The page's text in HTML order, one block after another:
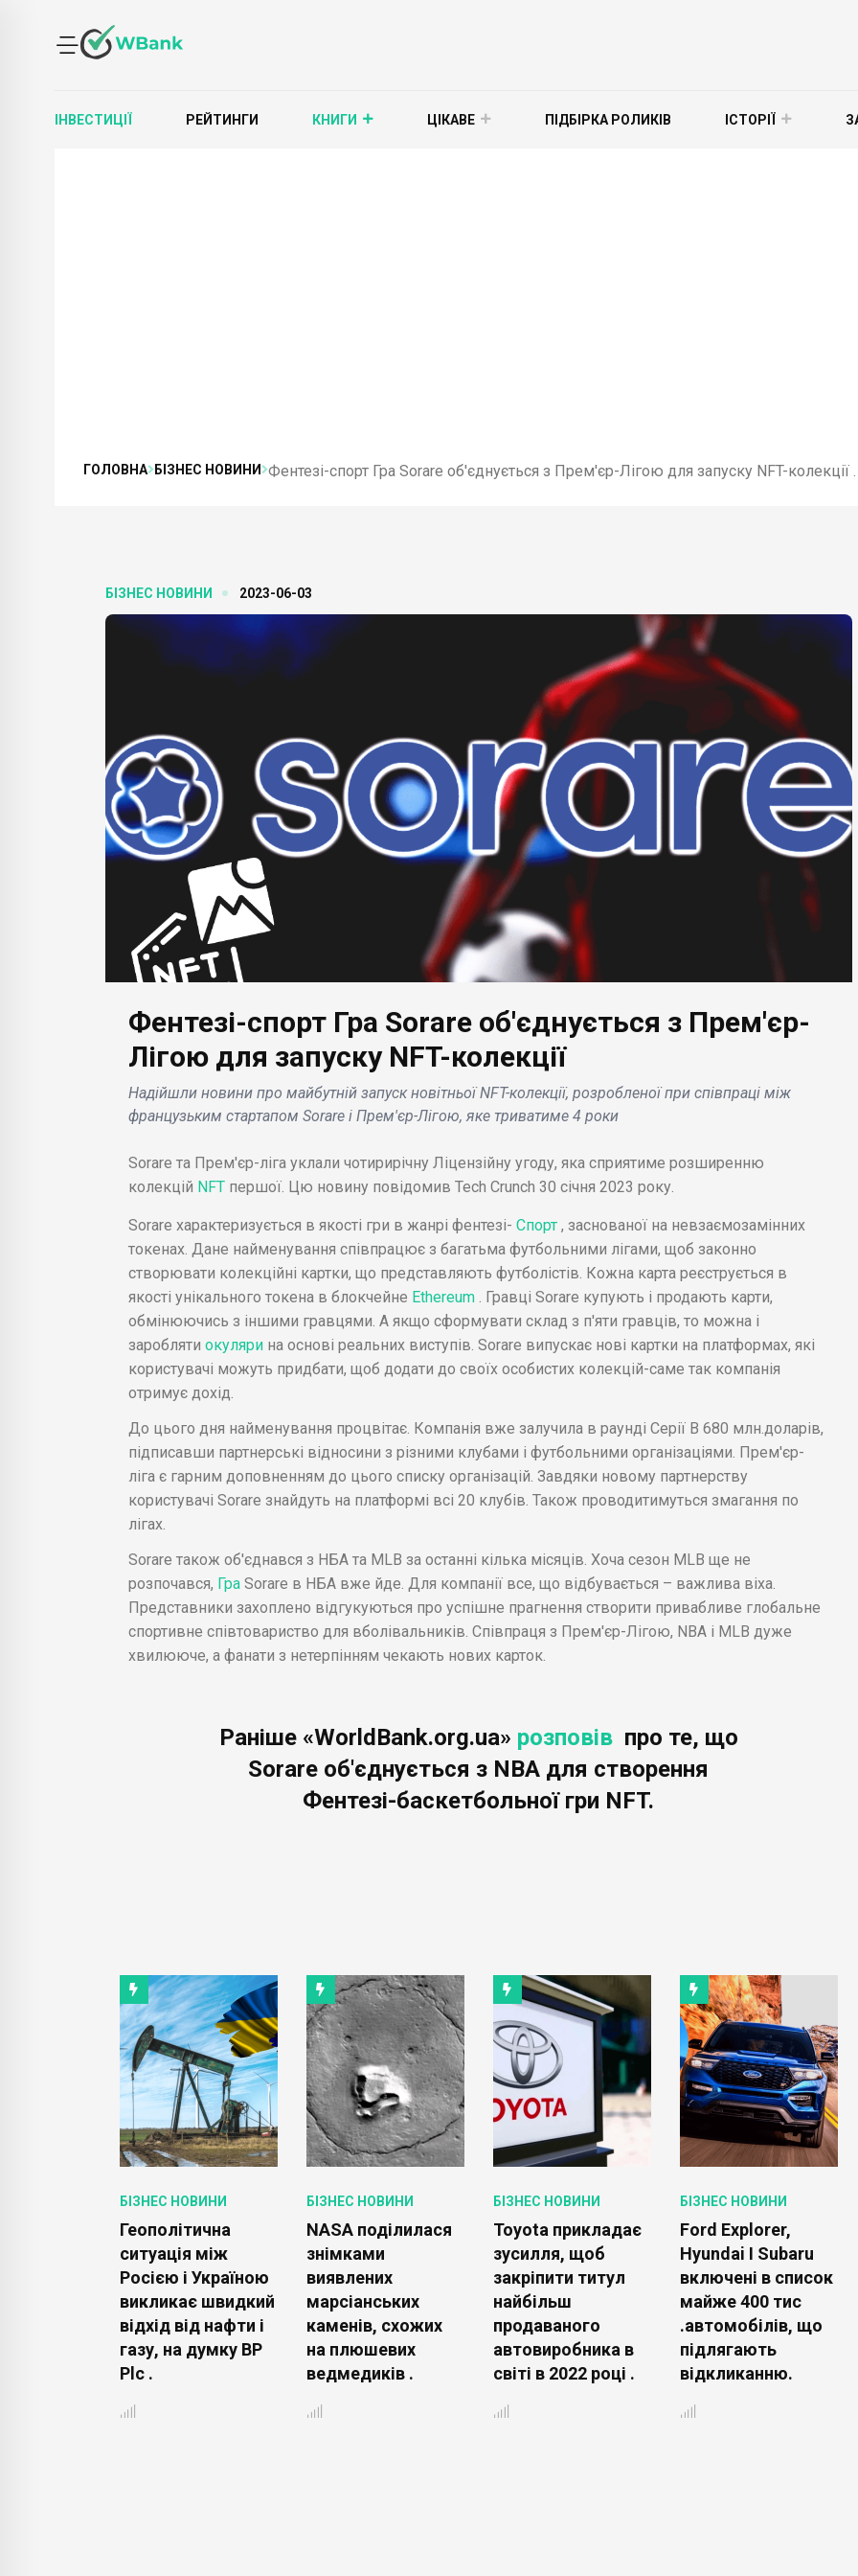
ІНВЕСТИЦІЇ РЕЙТИНГИ КНИГИ ЦІКАВЕ ПІДБІРКА РОЛИКІВ ІСТОРІЇ
ГОЛОВНА БІЗНЕС НОВИНИ Фентезі-спорт Гра Sorare об'єднується з Прем'єр-Лігою для запуску NFT-колекції .
БІЗНЕС НОВИНИ 2023-06-03
Фентезі-спорт Гра Sorare об'єднується з Прем'єр-
Лігою для запуску NFT-колекції
Надійшли новини про майбутній запуск новітньої NFT-колекції, розробленої при співпраці між
французьким стартапом Sorare і Прем'єр-Лігою, яке триватиме 4 роки
Sorare та Прем'єр-ліга уклали чотирирічну Ліцензійну угоду, яка сприятиме розширенню
колекцій NFT першої. Цю новину повідомив Tech Crunch 30 січня 2023 року.
Sorare характеризується в якості гри в жанрі фентезі- Спорт , заснованої на невзаємозамінних
токенах. Дане найменування співпрацює з багатьма футбольними лігами, щоб законно
створювати колекційні картки, що представляють футболістів. Кожна карта реєструється в
якості унікального токена в блокчейне Ethereum
. Гравці Sorare купують і продають карти,
обмінюючись з іншими гравцями. А якщо сформувати склад з п'яти гравців, то можна і
заробляти окуляри на основі реальних виступів. Sorare випускає нові картки на платформах, які
користувачі можуть придбати, щоб додати до своїх особистих колекцій-саме так компанія
отримує дохід.
До цього дня найменування процвітає. Компанія вже залучила в раунді Серії B 680 млн.доларів,
підписавши партнерські відносини з різними клубами і футбольними організаціями. Прем'єр-
ліга є гарним доповненням до цього списку організацій. Завдяки новому партнерству
користувачі Sorare знайдуть на платформі всі 20 клубів. Також проводитимуться змагання по
лігах.
Sorare також об'єднався з НБА та MLB за останні кілька місяців. Хоча сезон MLB ще не
розпочався, Гра Sorare в НБА вже йде. Для компанії все, що відбувається – важлива віха.
Представники захоплено відгукуються про успішне прагнення створити привабливе глобальне
спортивне співтовариство для вболівальників. Співпраця з Прем'єр-Лігою, NBA і MLB дуже
хвилююче, а фанати з нетерпінням чекають нових карток.
Раніше «WorldBank.org.ua» розповів про те, що
Sorare об'єднується з NBA для створення
Фентезі-баскетбольної гри NFT.
БІЗНЕС НОВИНИ
Геополітична
ситуація між
Росією і Україною
викликає швидкий
відхід від нафти і
газу, на думку BP
Plc .
БІЗНЕС НОВИНИ
NASA поділилася
знімками
виявлених
марсіанських
каменів, схожих
на плюшевих
ведмедиків .
БІЗНЕС НОВИНИ
Toyota прикладає
зусилля, щоб
закріпити титул
найбільш
продаваного
автовиробника в
світі в 2022 році .
БІЗНЕС НОВИНИ
Ford Explorer,
Hyundai І Subaru
включені в список
майже 400 тис
.автомобілів, що
підлягають
відкликанню.
БІЗНЕС НОВИНИ
Naver планує придбати
торговельний
1,2 млрд .доларів.
БІЗНЕС НОВИНИ
Вчені пов'язують
зростання дитячого
кліматичними змінами .
Danone підвищує
зростання цін .